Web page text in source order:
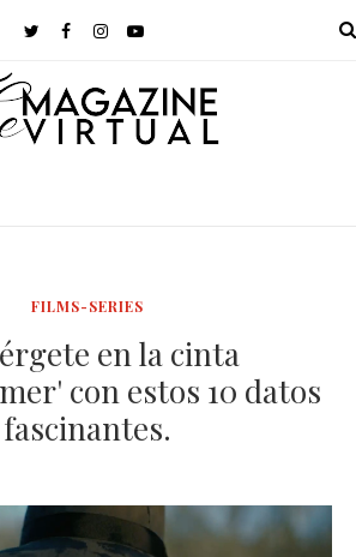
FILMS-SERIES
en la cinta
con estos 10 datos
fascinantes.